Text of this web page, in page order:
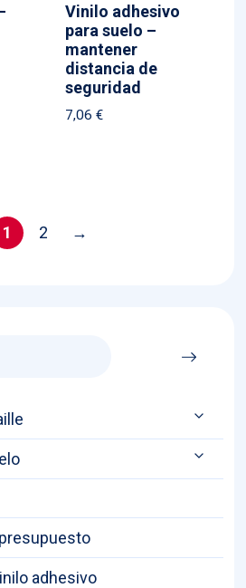
adhesivo
Vinilo adhesivo
para suelo –
mantener
distancia de
seguridad
7,06 €
1 2 →